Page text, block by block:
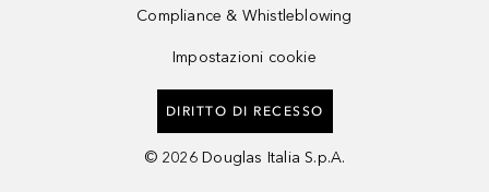
Compliance & Whistleblowing
Impostazioni cookie
DIRITTO DI RECESSO
© 2026 Douglas Italia S.p.A.